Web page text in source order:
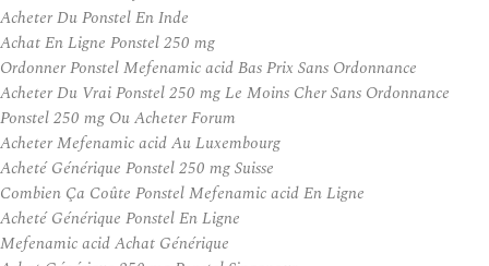
Acheter Du Ponstel En Inde
Achat En Ligne Ponstel 250 mg
Ordonner Ponstel Mefenamic acid Bas Prix Sans Ordonnance
Acheter Du Vrai Ponstel 250 mg Le Moins Cher Sans Ordonnance
Ponstel 250 mg Ou Acheter Forum
Acheter Mefenamic acid Au Luxembourg
Acheté Générique Ponstel 250 mg Suisse
Combien Ça Coûte Ponstel Mefenamic acid En Ligne
Acheté Générique Ponstel En Ligne
Mefenamic acid Achat Générique